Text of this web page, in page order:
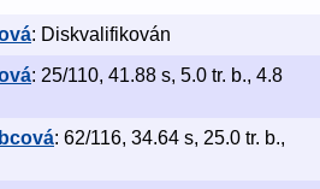
: Diskvalifikován
: 25/110, 41.88 s, 5.0 tr. b., 4.8
: 62/116, 34.64 s, 25.0 tr. b.,